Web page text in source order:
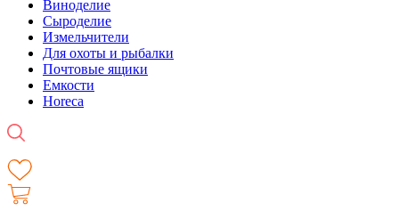
Виноделие
Сыроделие
Измельчители
Для охоты и рыбалки
Почтовые ящики
Емкости
Horeca